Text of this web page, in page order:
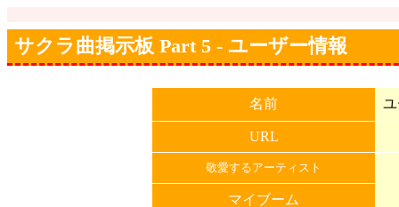
サクラ曲掲示板 Part 5 - ユーザー情報
名前
URL
敬愛するアーティスト
マイブーム